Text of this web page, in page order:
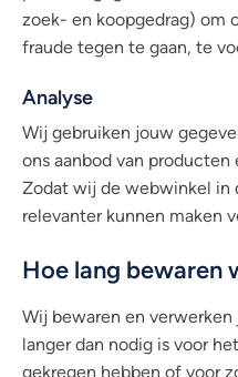
zoek- en koopgedrag) om
fraude tegen te gaan, te
Analyse
Wij gebruiken jouw
ons aanbod van
Zodat wij de webwinkel in
relevanter kunnen maken
Hoe lang bewaren
Wij bewaren en
langer dan nodig is voor
gekregen hebben of voor